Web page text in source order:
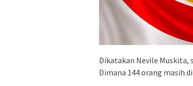
Dikatakan Nevile Muskita,
Dimana 144 orang masih